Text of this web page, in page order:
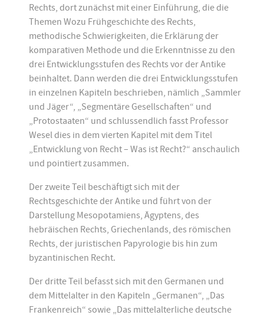
Rechts, dort zunächst mit einer Einführung, die die
Themen Wozu Frühgeschichte des Rechts,
methodische Schwierigkeiten, die Erklärung der
komparativen Methode und die Erkenntnisse zu den
drei Entwicklungsstufen des Rechts vor der Antike
beinhaltet. Dann werden die drei Entwicklungsstufen
in einzelnen Kapiteln beschrieben, nämlich „Sammler
und Jäger“, „Segmentäre Gesellschaften“ und
„Protostaaten“ und schlussendlich fasst Professor
Wesel dies in dem vierten Kapitel mit dem Titel
„Entwicklung von Recht – Was ist Recht?“ anschaulich
und pointiert zusammen.
Der zweite Teil beschäftigt sich mit der
Rechtsgeschichte der Antike und führt von der
Darstellung Mesopotamiens, Ägyptens, des
hebräischen Rechts, Griechenlands, des römischen
Rechts, der juristischen Papyrologie bis hin zum
byzantinischen Recht.
Der dritte Teil befasst sich mit den Germanen und
dem Mittelalter in den Kapiteln „Germanen“, „Das
Frankenreich“ sowie „Das mittelalterliche deutsche